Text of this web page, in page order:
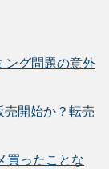
ング問題の意外
売開始か？転売
買ったことな